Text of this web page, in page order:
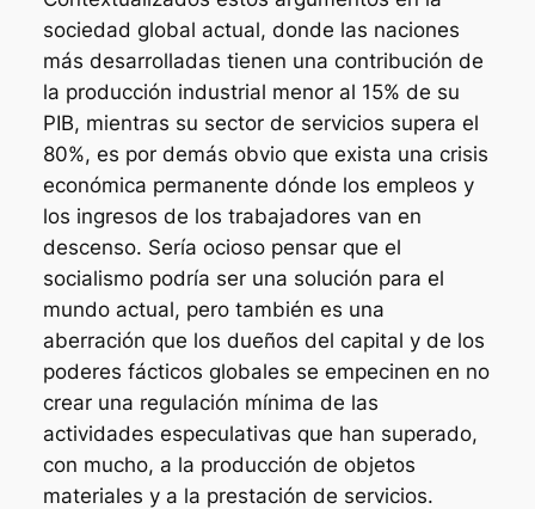
sociedad global actual, donde las naciones
más desarrolladas tienen una contribución de
la producción industrial menor al 15% de su
PIB, mientras su sector de servicios supera el
80%, es por demás obvio que exista una crisis
económica permanente dónde los empleos y
los ingresos de los trabajadores van en
descenso. Sería ocioso pensar que el
socialismo podría ser una solución para el
mundo actual, pero también es una
aberración que los dueños del capital y de los
poderes fácticos globales se empecinen en no
crear una regulación mínima de las
actividades especulativas que han superado,
con mucho, a la producción de objetos
materiales y a la prestación de servicios.